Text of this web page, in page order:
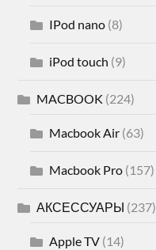
IPod nano (8)
iPod touch (9)
MACBOOK (224)
Macbook Air (63)
Macbook Pro (157)
АКСЕССУАРЫ (237)
Apple TV (14)